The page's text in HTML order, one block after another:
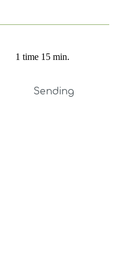
1 time 15 min.
Sending